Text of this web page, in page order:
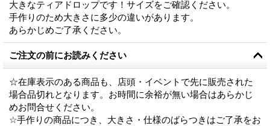
大きなティアドロップです！サイズをご確認ください。
手作りのため大きさに多少の違いがあります。
あらかじめご了承ください。
ご注文の前にお読みください
☆在庫表示のある商品も、店頭・イベントで先に販売された
場合品切れとなります。お時間に余裕が無い場合はあらかじ
めお問合せください。
☆手作りの商品につき、大きさ・仕様のばらつきはご了承をお